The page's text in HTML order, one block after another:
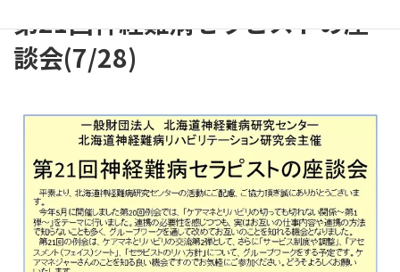
第21回神経難病セラピストの座
談会(7/28)